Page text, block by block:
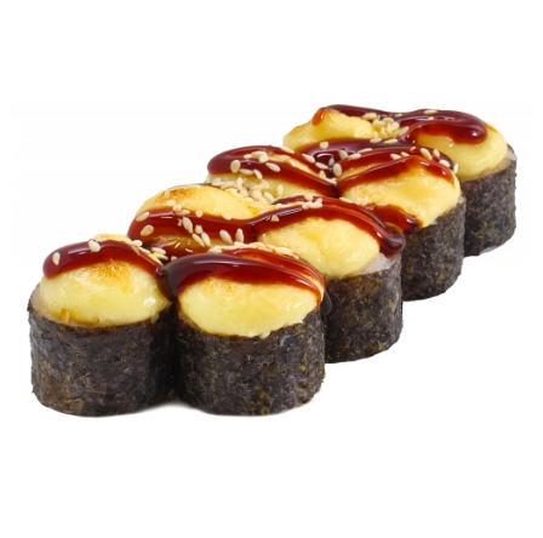
315 грн +
Каліфорнія з
креветкою в ікрі
300г
Рис, норі, крем-сир,
темпура, креветки, огірок,
авокадо, ікра тобіко,